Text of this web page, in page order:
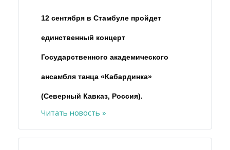
12 сентября в Стамбуле пройдет
единственный концерт
Государственного академического
ансамбля танца «Кабардинка»
(Северный Кавказ, Россия).
Читать новость »